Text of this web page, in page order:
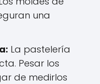
una
La pastelería
Pesar los
de medirlos